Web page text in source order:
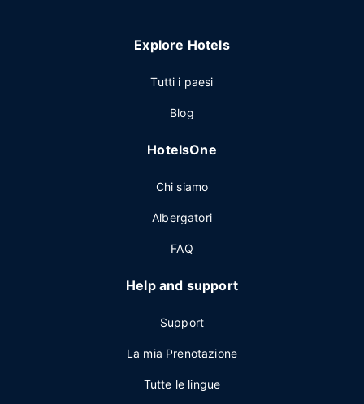
Explore Hotels
Tutti i paesi
Blog
HotelsOne
Chi siamo
Albergatori
FAQ
Help and support
Support
La mia Prenotazione
Tutte le lingue